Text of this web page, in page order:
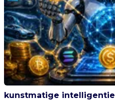
kunstmatige intelligentie